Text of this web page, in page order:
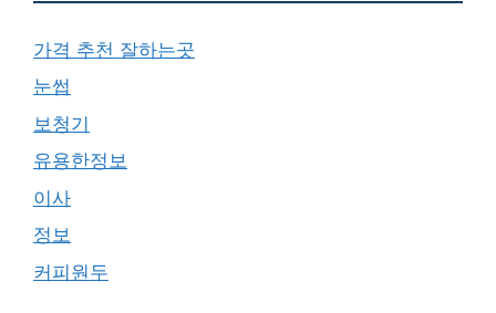
가격 추천 잘하는곳
눈썹
보청기
유용한정보
이사
정보
커피원두